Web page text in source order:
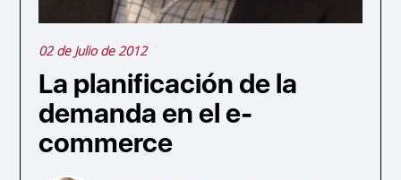
02 de Julio de 2012
La planificación de la
demanda en el e-
commerce